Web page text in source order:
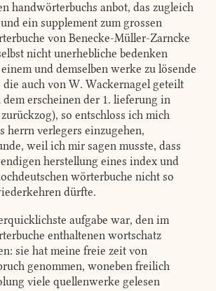
handwörterbuchs anbot, das zugleich
ein supplement zum grossen
von Benecke-Müller-Zarncke
nicht unerhebliche bedenken
und demselben werke zu lösende
die auch von W. Wackernagel geteilt
erscheinen der 1. lieferung in
so entschloss ich mich
herrn verlegers einzugehen,
weil ich mir sagen musste, dass
herstellung eines index und
wörterbuche nicht so
dürfte.
aufgabe war, den im
enthaltenen wortschatz
sie hat meine freie zeit von
genommen, woneben freilich
viele quellenwerke gelesen